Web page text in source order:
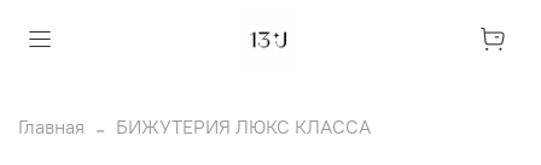
Главная БИЖУТЕРИЯ ЛЮКС КЛАССА